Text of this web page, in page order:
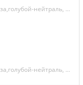
Цвет подсоединяемых проводов: чёрный-фаза,голубой-нейтраль, желто-зелёный-земля
Цвет подсоединяемых проводов: чёрный-фаза,голубой-нейтраль, желто-зелёный-земля